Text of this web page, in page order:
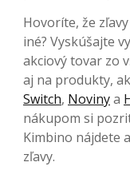
Hovoríte, že
iné? Vyskúšajte
akciový tovar zo
aj na produkty,
Switch, Novinya
nákupom si
Kimbino nájdete
zľavy.